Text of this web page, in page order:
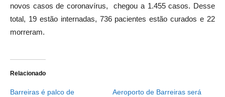
novos casos de coronavírus, chegou a 1.455 casos. Desse
total, 19 estão internadas, 736 pacientes estão curados e 22
morreram.
Relacionado
Barreiras é palco de
Aeroporto de Barreiras será